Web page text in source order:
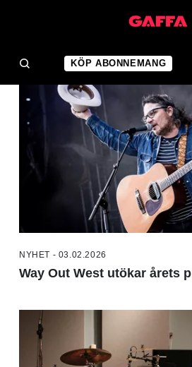
KÖP ABONNEMANG
NYHET - 03.02.2026
Way Out West utökar årets